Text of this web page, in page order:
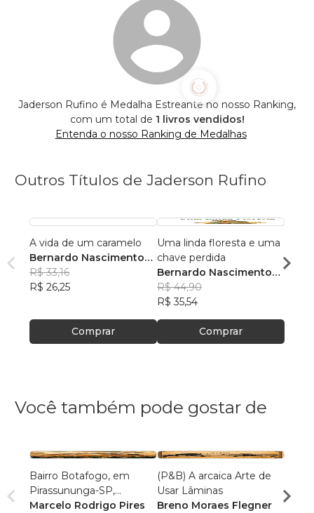
Jaderson Rufino é Medalha Estreante no nosso Ranking,
com um total de 1 livros vendidos!
Entenda o nosso Ranking de Medalhas
Outros Títulos de Jaderson Rufino
A vida de um caramelo
Bernardo Nascimento
Rufino
R$ 33,16
R$ 26,25
Comprar
Uma linda floresta e uma
chave perdida
Bernardo Nascimento
Rufino
R$ 44,90
R$ 35,54
Comprar
R$
Você também pode gostar de
Bairro Botafogo, em
Pirassununga-SP,
Formado por Alemães,
Marcelo Rodrigo Pires
(P&B) A arcaica Arte de
Usar Lâminas
Breno Moraes Flegner
R$